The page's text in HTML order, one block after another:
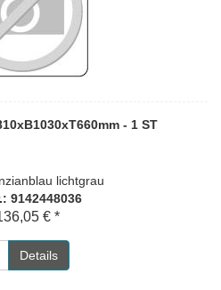
- 1 ST
lichtgrau
9142448036
€ *
Details